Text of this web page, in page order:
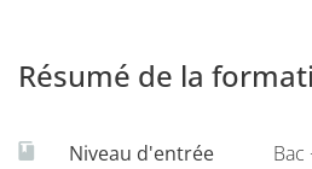
financement,
- d'organiser et/ou de participer à
Résumé de la
Niveau d'entrée Bac